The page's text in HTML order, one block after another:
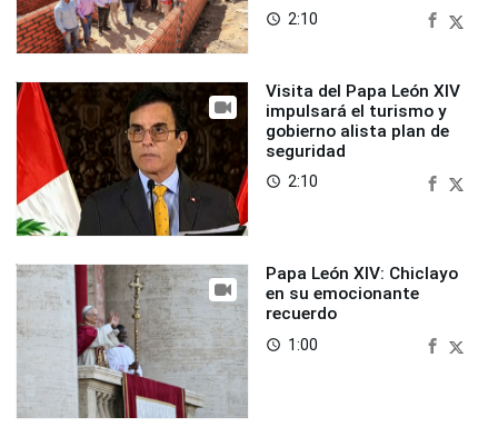
access_time 2:10
Visita del Papa León XIV
impulsará el turismo y
gobierno alista plan de
seguridad
access_time 2:10
Papa León XIV: Chiclayo
en su emocionante
recuerdo
access_time 1:00